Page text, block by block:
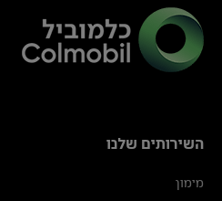
השירותים שלנו
מימון